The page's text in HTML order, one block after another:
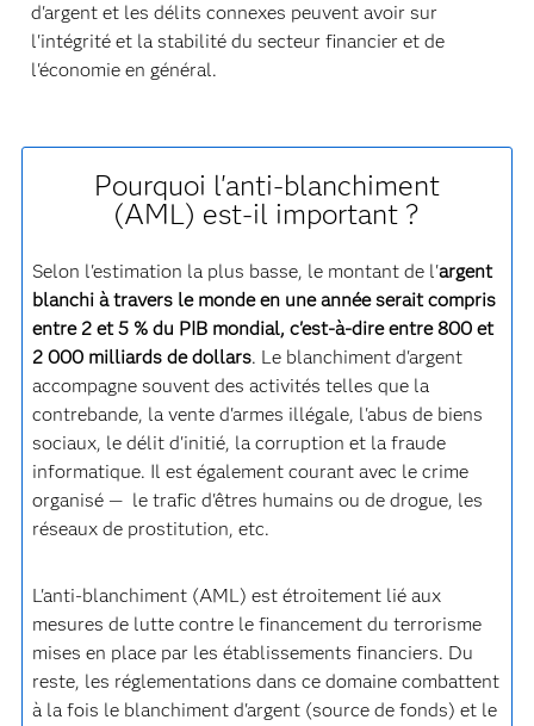
d'argent et les délits connexes peuvent avoir sur
l'intégrité et la stabilité du secteur financier et de
l'économie en général.
Pourquoi l'anti-blanchiment
(AML) est-il important ?
Selon l'estimation la plus basse, le montant de l'argent
blanchi à travers le monde en une année serait compris
entre 2 et 5 % du PIB mondial, c'est-à-dire entre 800 et
2 000 milliards de dollars. Le blanchiment d'argent
accompagne souvent des activités telles que la
contrebande, la vente d'armes illégale, l'abus de biens
sociaux, le délit d'initié, la corruption et la fraude
informatique. Il est également courant avec le crime
organisé — le trafic d'êtres humains ou de drogue, les
réseaux de prostitution, etc.
L'anti-blanchiment (AML) est étroitement lié aux
mesures de lutte contre le financement du terrorisme
mises en place par les établissements financiers. Du
reste, les réglementations dans ce domaine combattent
à la fois le blanchiment d'argent (source de fonds) et le